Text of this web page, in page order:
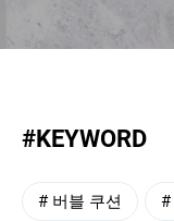
#KEYWORD
# 버블 쿠션 #